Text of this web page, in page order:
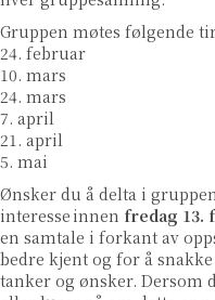
Gruppen møtes følgende
24. februar
10. mars
24. mars
7. april
21. april
5. mai
Ønsker du å delta i
interesse innen fredag 13.
en samtale i forkant av
bedre kjent og for å
tanker og ønsker.